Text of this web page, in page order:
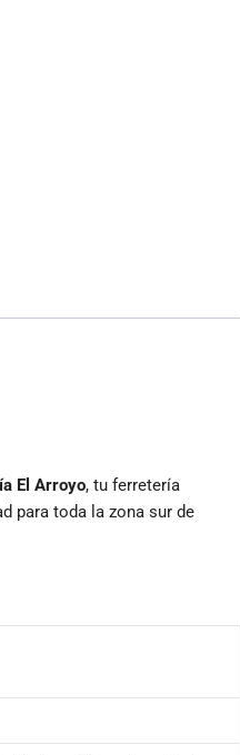
El Arroyo, tu ferretería
para toda la zona sur de